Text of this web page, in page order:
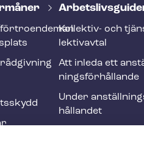
Kollektiv- och
lek­tivav­tal
Att inleda ett
nings­för­hål­lan­de
Under
hål­lan­det